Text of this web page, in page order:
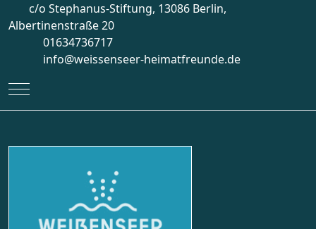
c/o Stephanus-Stiftung, 13086 Berlin,
Albertinenstraße 20
01634736717
info@weissenseer-heimatfreunde.de
Mobile Menu Toggle